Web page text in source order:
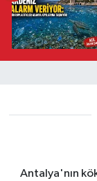
Antalya'nın